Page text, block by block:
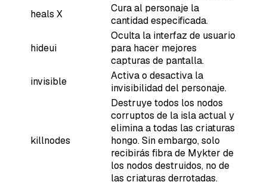
heals X
Cura al personaje la
cantidad especificada.
hideui
Oculta la interfaz de usuario
para hacer mejores
capturas de pantalla.
invisible
Activa o desactiva la
invisibilidad del personaje.
killnodes
Destruye todos los nodos
corruptos de la isla actual y
elimina a todas las criaturas
hongo. Sin embargo, solo
recibirás fibra de Mykter de
los nodos destruidos, no de
las criaturas derrotadas.